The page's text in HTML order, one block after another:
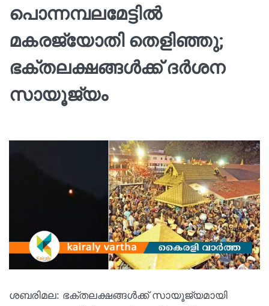
പൊന്നമ്പലമേട്ടിൽ
മകരജ്യോതി തെളിഞ്ഞു;
ഭക്തലക്ഷങ്ങൾക്ക് ദർശന
സായൂജ്യം
ശബരിമല: ഭക്തലക്ഷങ്ങള്‍ക്ക് സായൂജ്യമായി